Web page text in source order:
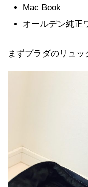
Mac Book
オールデン純正
まずプラダのリュッ